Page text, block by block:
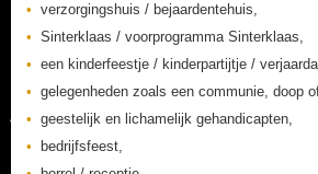
verzorgingshuis / bejaardentehuis,
Sinterklaas / voorprogramma Sinterklaas,
een kinderfeestje / kinderpartijtje /
gelegenheden zoals een communie, doop
geestelijk en lichamelijk gehandicapten,
bedrijfsfeest,